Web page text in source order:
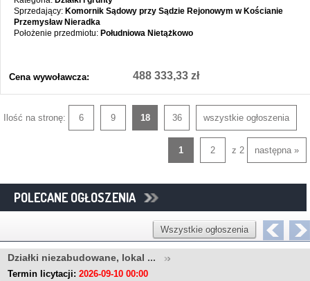
Sprzedający: Komornik Sądowy przy Sądzie Rejonowym w Kościanie
Przemysław Nieradka
Położenie przedmiotu: Południowa Nietążkowo
Cena wywoławcza: 488 333,33 zł
Ilość na stronę: 6 9 18 36 wszystkie ogłoszenia
1 2 z 2 następna »
POLECANE OGŁOSZENIA
Wszystkie ogłoszenia
Działki niezabudowane, lokal ...
Termin licytacji: 2026-09-10 00:00